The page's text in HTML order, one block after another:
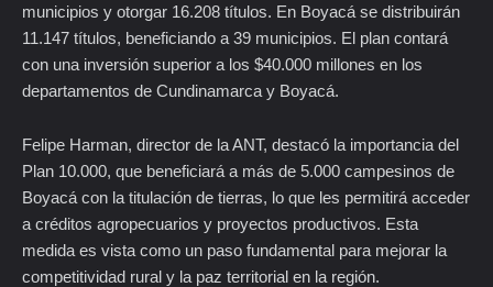
municipios y otorgar 16.208 títulos. En Boyacá se distribuirán
11.147 títulos, beneficiando a 39 municipios. El plan contará
con una inversión superior a los $40.000 millones en los
departamentos de Cundinamarca y Boyacá.
Felipe Harman, director de la ANT, destacó la importancia del
Plan 10.000, que beneficiará a más de 5.000 campesinos de
Boyacá con la titulación de tierras, lo que les permitirá acceder
a créditos agropecuarios y proyectos productivos. Esta
medida es vista como un paso fundamental para mejorar la
competitividad rural y la paz territorial en la región.